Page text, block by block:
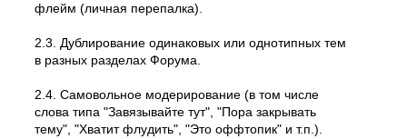
флейм (личная перепалка).
2.3. Дублирование одинаковых или однотипных тем
в разных разделах Форума.
2.4. Самовольное модеpиpование (в том числе
слова типа "Завязывайте тут", "Пора закрывать
тему", "Хватит флудить", "Это оффтопик" и т.п.).